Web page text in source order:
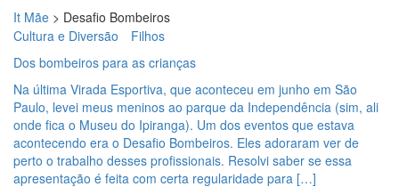
It Mãe > Desafio Bombeiros
Cultura e Diversão
Filhos
Dos bombeiros para as crianças
Na última Virada Esportiva, que aconteceu em junho em São
Paulo, levei meus meninos ao parque da Independência (sim, ali
onde fica o Museu do Ipiranga). Um dos eventos que estava
acontecendo era o Desafio Bombeiros. Eles adoraram ver de
perto o trabalho desses profissionais. Resolvi saber se essa
apresentação é feita com certa regularidade para […]